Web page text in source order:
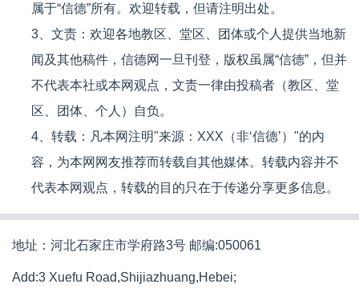
属于“信德”所有。欢迎转载，但请注明出处。
3、文责：欢迎各地教区、堂区、团体或个人提供当地新
闻及其他稿件，信德网一旦刊登，版权虽属“信德”，但并
不代表本社或本网观点，文责一律由投稿者（教区、堂
区、团体、个人）自负。
4、转载：凡本网注明"来源：XXX（非‘信德’）"的内
容，为本网网友推荐而转载自其他媒体。转载内容并不
代表本网观点，转载的目的只在于传递分享更多信息。
地址：河北石家庄市学府路3号 邮编:050061
Add:3 Xuefu Road,Shijiazhuang,Hebei;